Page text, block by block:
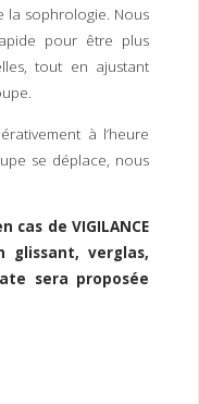
la sophrologie. Nous
pour être plus
tout en ajustant
à l’heure
se déplace, nous
de VIGILANCE
glissant, verglas,
sera proposée